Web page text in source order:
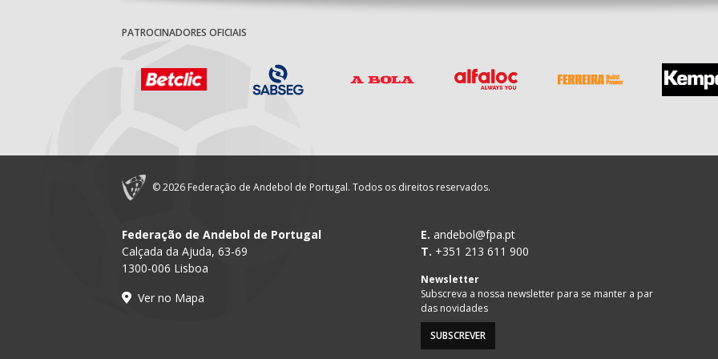
PATROCINADORES OFICIAIS
© 2026 Federação de Andebol de Portugal. Todos os direitos reservados.
Federação de Andebol de Portugal
Calçada da Ajuda, 63-69
1300-006 Lisboa
Ver no Mapa
E. andebol@fpa.pt
T. +351 213 611 900
Newsletter
Subscreva a nossa newsletter para se manter a par
das novidades
SUBSCREVER